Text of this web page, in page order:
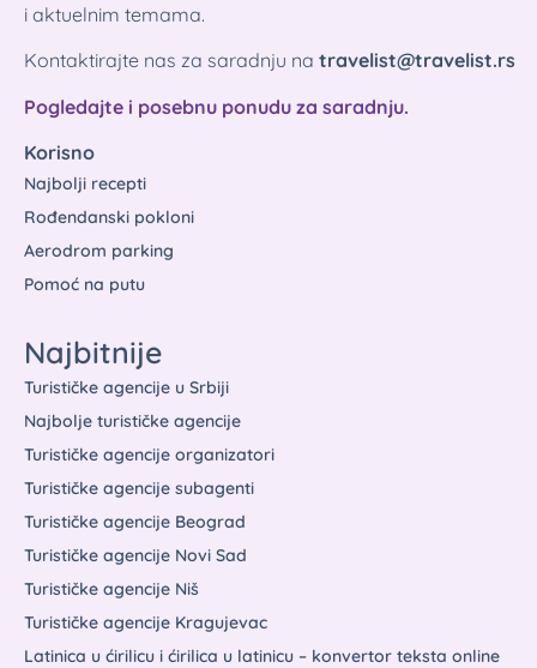
i aktuelnim temama.
Kontaktirajte nas za saradnju na travelist@travelist.rs
Pogledajte i posebnu ponudu za saradnju.
Korisno
Najbolji recepti
Rođendanski pokloni
Aerodrom parking
Pomoć na putu
Najbitnije
Turističke agencije u Srbiji
Najbolje turističke agencije
Turističke agencije organizatori
Turističke agencije subagenti
Turističke agencije Beograd
Turističke agencije Novi Sad
Turističke agencije Niš
Turističke agencije Kragujevac
Latinica u ćirilicu i ćirilica u latinicu – konvertor teksta online